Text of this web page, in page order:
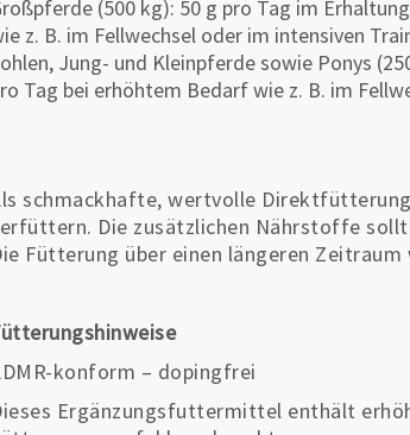
(500 kg): 50 g pro Tag im
z. B. im Fellwechsel oder im intensiven
Jung- und Kleinpferde sowie Ponys
Tag bei erhöhtem Bedarf wie z. B. im
schmackhafte, wertvolle
Die zusätzlichen Nährstoffe
Fütterung über einen längeren
konform – dopingfrei
Ergänzungsfuttermittel enthält